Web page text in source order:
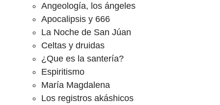
Angeología, los ángeles
Apocalipsis y 666
La Noche de San Júan
Celtas y druidas
¿Que es la santería?
Espiritismo
María Magdalena
Los registros akáshicos